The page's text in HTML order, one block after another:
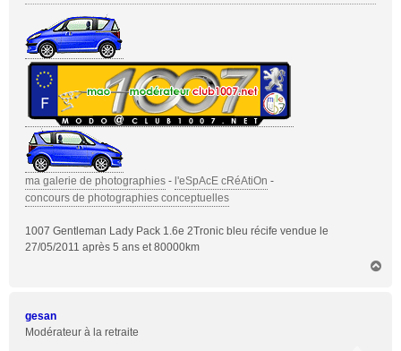
ma galerie de photographies - l'eSpAcE cRéAtiOn -
concours de photographies conceptuelles
1007 Gentleman Lady Pack 1.6e 2Tronic bleu récife vendue le
27/05/2011 après 5 ans et 80000km
gesan
Modérateur à la retraite